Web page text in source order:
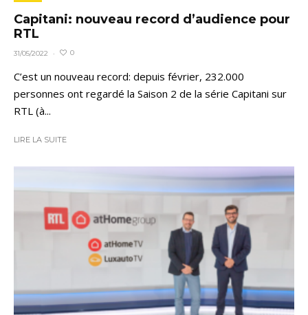
Capitani: nouveau record d’audience pour
RTL
31/05/2022 · 0
C’est un nouveau record: depuis février, 232.000
personnes ont regardé la Saison 2 de la série Capitani sur
RTL (à...
LIRE LA SUITE